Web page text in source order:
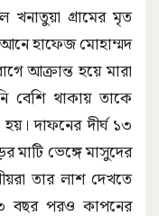
খনাতুয়া গ্রামের মৃত
হাফেজ মোহাম্মদ
আক্রান্ত হয়ে মারা
বেশি থাকায় তাকে
দাফনের দীর্ঘ ১৩
মাটি ভেঙ্গে মাসুদের
তার লাশ দেখতে
বছর পরও কাপনের